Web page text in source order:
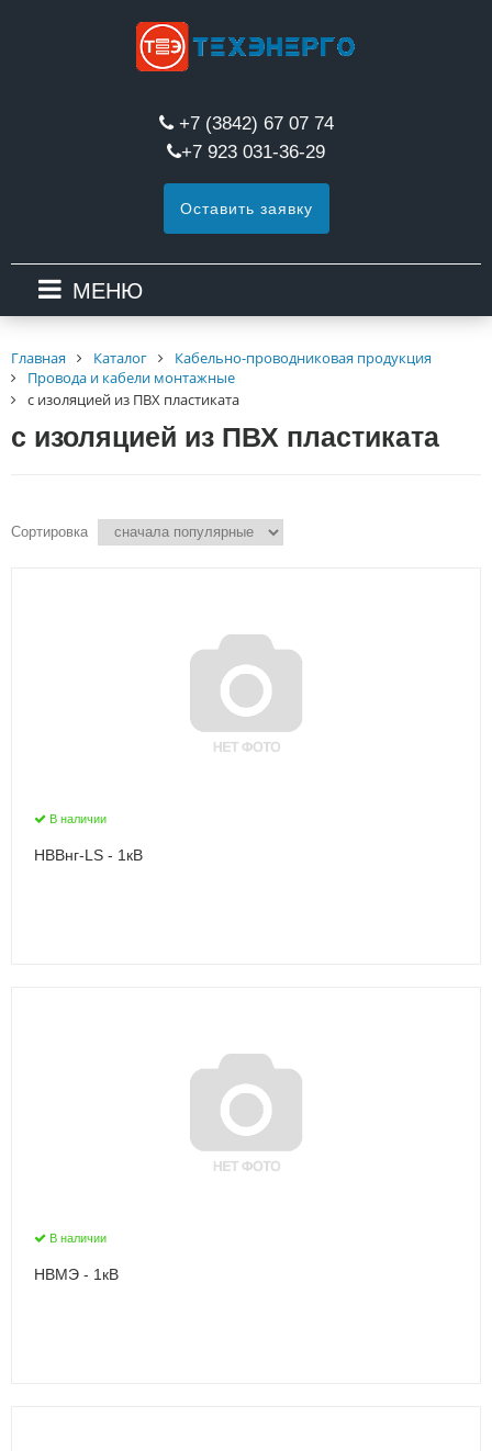
+7 (3842) 67 07 74
+7 923 031-36-29
Оставить заявку
МЕНЮ
Главная Каталог
Кабельно-проводниковая продукция
Провода и кабели монтажные
с изоляцией из ПВХ пластиката
с изоляцией из ПВХ пластиката
Сортировка
В наличии
НВВнг-LS - 1кВ
В наличии
НВМЭ - 1кВ